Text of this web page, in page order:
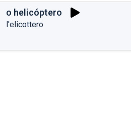
o helicóptero
l'elicottero